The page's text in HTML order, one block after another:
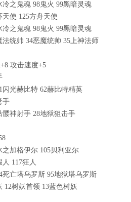
之鬼魂 98鬼火 99黑暗灵魂
天使 125方舟天使
之鬼魂 98鬼火 99黑暗灵魂
统帅 34恶魔统帅 35上神法师
攻击速度+5
闪光赫比特 62赫比特精英
手
髅神射手 28地狱狙击手
之加格伊尔 105贝利亚尔
117狂人
亡塔乌罗斯 95地狱塔乌罗斯
12树妖首领 13蓝色树妖